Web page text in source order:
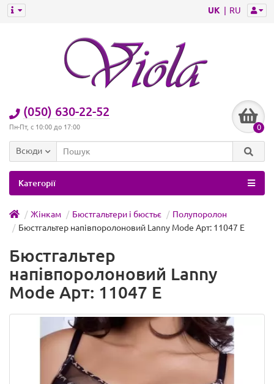
UK RU
(050) 630-22-52
Пн-Пт, с 10:00 до 17:00 0
Всюди
Категорії
Жінкам Бюстгальтери і бюстьє
Полупоролон
Бюстгальтер напівпоролоновий Lanny Mode Арт: 11047 E
Бюстгальтер
напівпоролоновий Lanny
Mode Арт: 11047 E